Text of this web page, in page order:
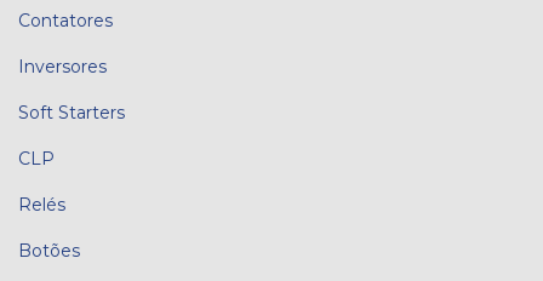
Contatores
Inversores
Soft Starters
CLP
Relés
Botões